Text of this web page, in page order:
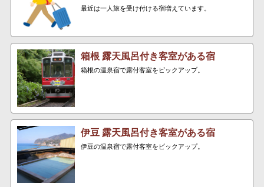
最近は一人旅を受け付ける宿増えています。
箱根 露天風呂付き客室がある宿
箱根の温泉宿で露付客室をピックアップ。
伊豆 露天風呂付き客室がある宿
伊豆の温泉宿で露付客室をピックアップ。